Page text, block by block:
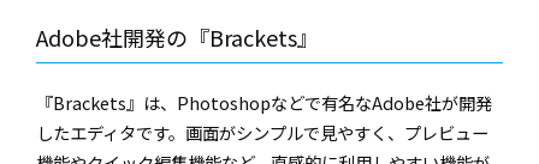
Adobe社開発の『Brackets』
『Brackets』は、Photoshopなどで有名なAdobe社が開発
したエディタです。画面がシンプルで見やすく、プレビュー